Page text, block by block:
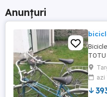
Anunțuri
TOTU
cu
euro
azi